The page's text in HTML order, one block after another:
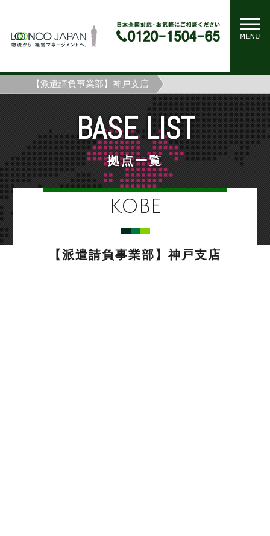
【派遣請負事業部】神戸支店
BASE LIST
拠点一覧
KOBE
【派遣請負事業部】神戸支店